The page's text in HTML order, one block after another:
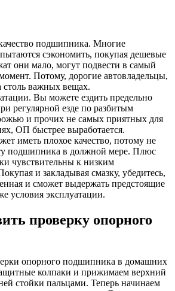
подшипника. Многие
сэкономить, покупая дешевые
они мало, могут подвести в самый
Потому, дорогие автовладельцы,
столь важных вещах.
Вы можете ездить предельно
регулярной езде по разбитым
и прочих не самых приятных для
ОП быстрее выработается.
иметь плохое качество, потому не
подшипника в должной мере. Плюс
чувствительны к низким
и закладывая смазку, убедитесь,
и сможет выдержать предстоящие
условия эксплуатации.
проверку опорного
опорного подшипника в домашних
колпаки и прижимаем верхний
стойки пальцами. Теперь начинаем